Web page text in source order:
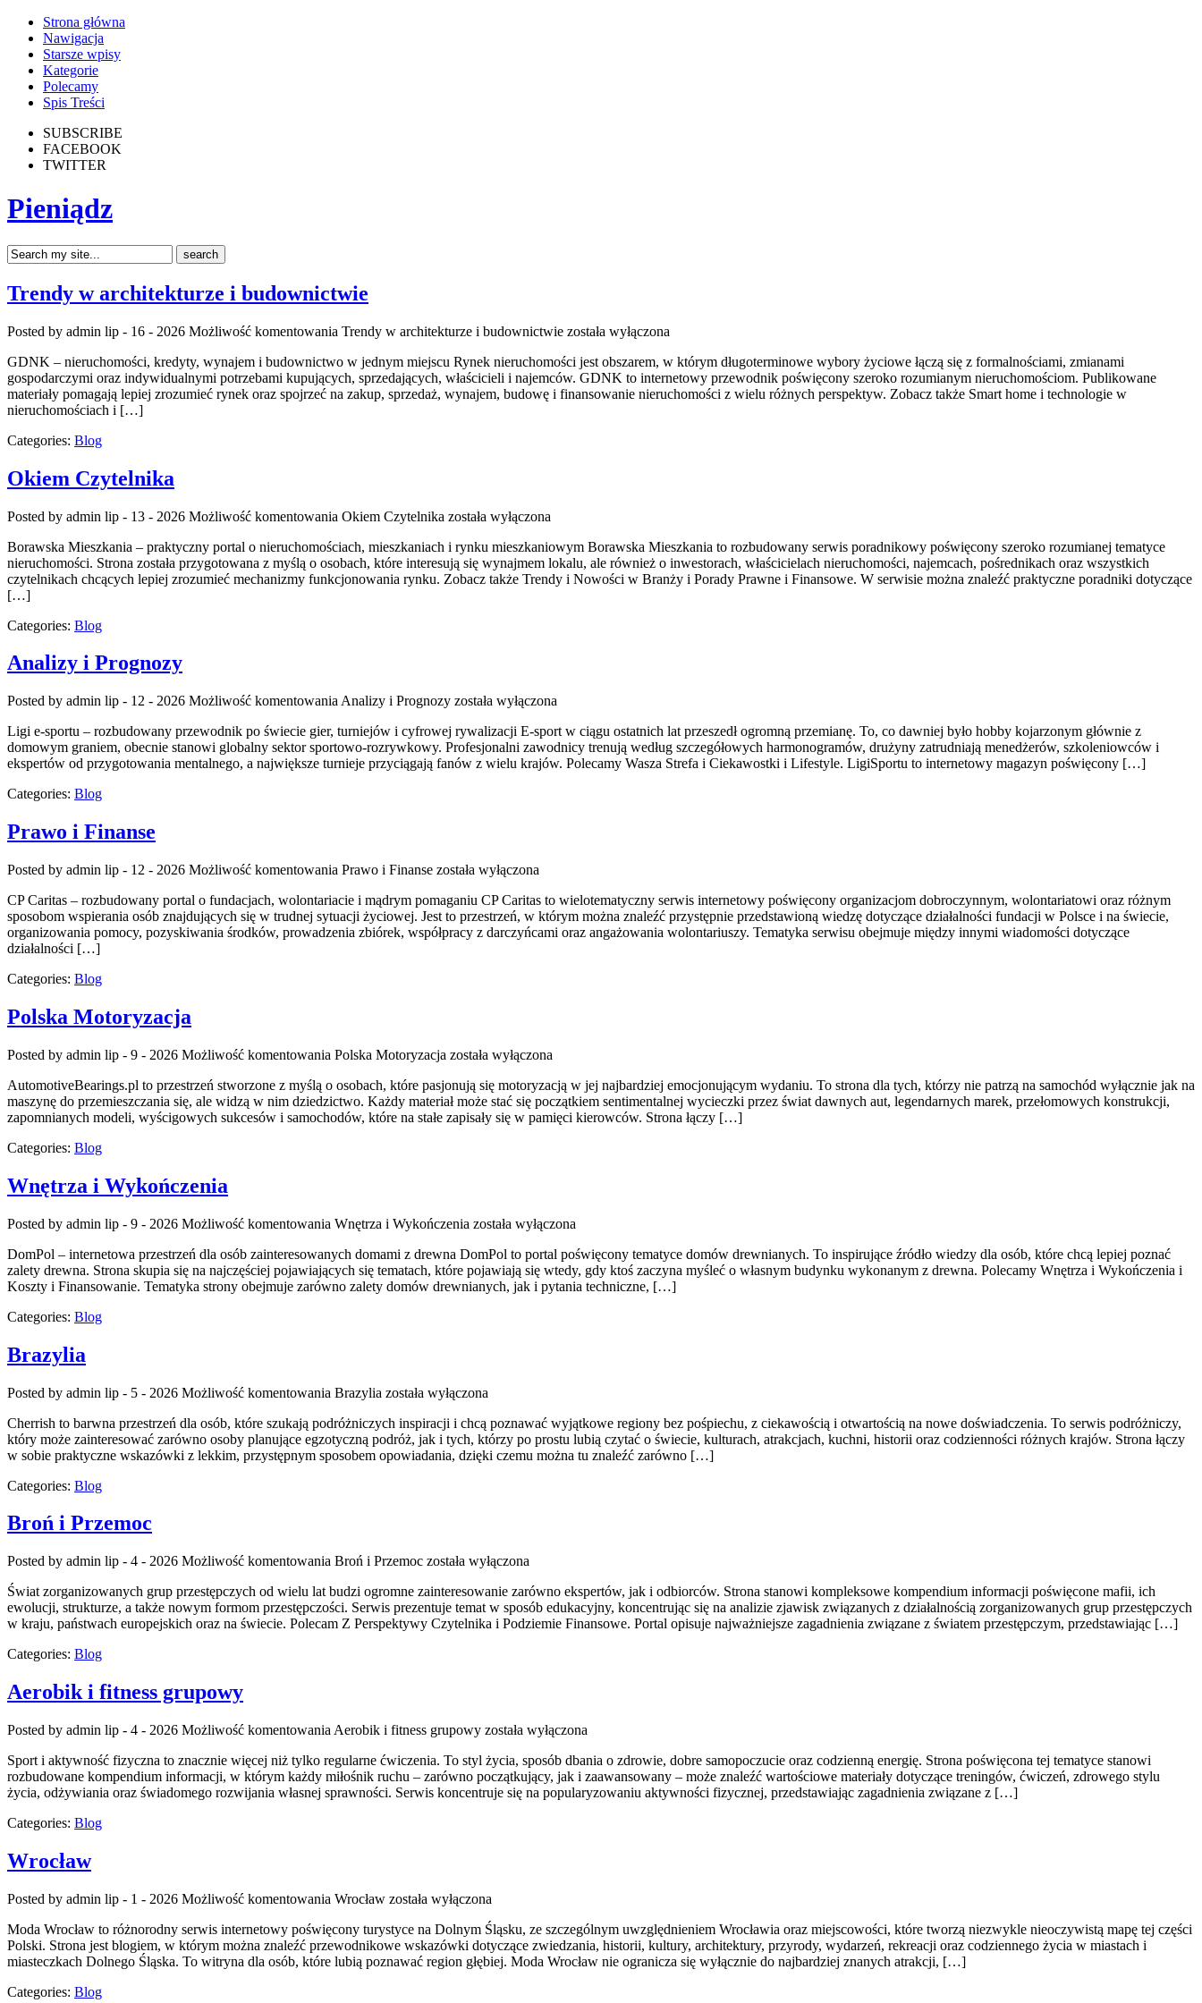
Strona główna
Nawigacja
Starsze wpisy
Kategorie
Polecamy
Spis Treści
SUBSCRIBE
FACEBOOK
TWITTER
Pieniądz
Trendy w architekturze i budownictwie
Posted by admin lip - 16 - 2026 Możliwość komentowania Trendy w architekturze i budownictwie została wyłączona
GDNK – nieruchomości, kredyty, wynajem i budownictwo w jednym miejscu Rynek nieruchomości jest obszarem, w którym długoterminowe wybory życiowe łączą się z formalnościami, zmianami
gospodarczymi oraz indywidualnymi potrzebami kupujących, sprzedających, właścicieli i najemców. GDNK to internetowy przewodnik poświęcony szeroko rozumianym nieruchomościom. Publikowane
materiały pomagają lepiej zrozumieć rynek oraz spojrzeć na zakup, sprzedaż, wynajem, budowę i finansowanie nieruchomości z wielu różnych perspektyw. Zobacz także Smart home i technologie w
nieruchomościach i […]
Categories: Blog
Okiem Czytelnika
Posted by admin lip - 13 - 2026 Możliwość komentowania Okiem Czytelnika została wyłączona
Borawska Mieszkania – praktyczny portal o nieruchomościach, mieszkaniach i rynku mieszkaniowym Borawska Mieszkania to rozbudowany serwis poradnikowy poświęcony szeroko rozumianej tematyce
nieruchomości. Strona została przygotowana z myślą o osobach, które interesują się wynajmem lokalu, ale również o inwestorach, właścicielach nieruchomości, najemcach, pośrednikach oraz wszystkich
czytelnikach chcących lepiej zrozumieć mechanizmy funkcjonowania rynku. Zobacz także Trendy i Nowości w Branży i Porady Prawne i Finansowe. W serwisie można znaleźć praktyczne poradniki dotyczące
[…]
Categories: Blog
Analizy i Prognozy
Posted by admin lip - 12 - 2026 Możliwość komentowania Analizy i Prognozy została wyłączona
Ligi e-sportu – rozbudowany przewodnik po świecie gier, turniejów i cyfrowej rywalizacji E-sport w ciągu ostatnich lat przeszedł ogromną przemianę. To, co dawniej było hobby kojarzonym głównie z
domowym graniem, obecnie stanowi globalny sektor sportowo-rozrywkowy. Profesjonalni zawodnicy trenują według szczegółowych harmonogramów, drużyny zatrudniają menedżerów, szkoleniowców i
ekspertów od przygotowania mentalnego, a największe turnieje przyciągają fanów z wielu krajów. Polecamy Wasza Strefa i Ciekawostki i Lifestyle. LigiSportu to internetowy magazyn poświęcony […]
Categories: Blog
Prawo i Finanse
Posted by admin lip - 12 - 2026 Możliwość komentowania Prawo i Finanse została wyłączona
CP Caritas – rozbudowany portal o fundacjach, wolontariacie i mądrym pomaganiu CP Caritas to wielotematyczny serwis internetowy poświęcony organizacjom dobroczynnym, wolontariatowi oraz różnym
sposobom wspierania osób znajdujących się w trudnej sytuacji życiowej. Jest to przestrzeń, w którym można znaleźć przystępnie przedstawioną wiedzę dotyczące działalności fundacji w Polsce i na świecie,
organizowania pomocy, pozyskiwania środków, prowadzenia zbiórek, współpracy z darczyńcami oraz angażowania wolontariuszy. Tematyka serwisu obejmuje między innymi wiadomości dotyczące
działalności […]
Categories: Blog
Polska Motoryzacja
Posted by admin lip - 9 - 2026 Możliwość komentowania Polska Motoryzacja została wyłączona
AutomotiveBearings.pl to przestrzeń stworzone z myślą o osobach, które pasjonują się motoryzacją w jej najbardziej emocjonującym wydaniu. To strona dla tych, którzy nie patrzą na samochód wyłącznie jak na
maszynę do przemieszczania się, ale widzą w nim dziedzictwo. Każdy materiał może stać się początkiem sentimentalnej wycieczki przez świat dawnych aut, legendarnych marek, przełomowych konstrukcji,
zapomnianych modeli, wyścigowych sukcesów i samochodów, które na stałe zapisały się w pamięci kierowców. Strona łączy […]
Categories: Blog
Wnętrza i Wykończenia
Posted by admin lip - 9 - 2026 Możliwość komentowania Wnętrza i Wykończenia została wyłączona
DomPol – internetowa przestrzeń dla osób zainteresowanych domami z drewna DomPol to portal poświęcony tematyce domów drewnianych. To inspirujące źródło wiedzy dla osób, które chcą lepiej poznać
zalety drewna. Strona skupia się na najczęściej pojawiających się tematach, które pojawiają się wtedy, gdy ktoś zaczyna myśleć o własnym budynku wykonanym z drewna. Polecamy Wnętrza i Wykończenia i
Koszty i Finansowanie. Tematyka strony obejmuje zarówno zalety domów drewnianych, jak i pytania techniczne, […]
Categories: Blog
Brazylia
Posted by admin lip - 5 - 2026 Możliwość komentowania Brazylia została wyłączona
Cherrish to barwna przestrzeń dla osób, które szukają podróżniczych inspiracji i chcą poznawać wyjątkowe regiony bez pośpiechu, z ciekawością i otwartością na nowe doświadczenia. To serwis podróżniczy,
który może zainteresować zarówno osoby planujące egzotyczną podróż, jak i tych, którzy po prostu lubią czytać o świecie, kulturach, atrakcjach, kuchni, historii oraz codzienności różnych krajów. Strona łączy
w sobie praktyczne wskazówki z lekkim, przystępnym sposobem opowiadania, dzięki czemu można tu znaleźć zarówno […]
Categories: Blog
Broń i Przemoc
Posted by admin lip - 4 - 2026 Możliwość komentowania Broń i Przemoc została wyłączona
Świat zorganizowanych grup przestępczych od wielu lat budzi ogromne zainteresowanie zarówno ekspertów, jak i odbiorców. Strona stanowi kompleksowe kompendium informacji poświęcone mafii, ich
ewolucji, strukturze, a także nowym formom przestępczości. Serwis prezentuje temat w sposób edukacyjny, koncentrując się na analizie zjawisk związanych z działalnością zorganizowanych grup przestępczych
w kraju, państwach europejskich oraz na świecie. Polecam Z Perspektywy Czytelnika i Podziemie Finansowe. Portal opisuje najważniejsze zagadnienia związane z światem przestępczym, przedstawiając […]
Categories: Blog
Aerobik i fitness grupowy
Posted by admin lip - 4 - 2026 Możliwość komentowania Aerobik i fitness grupowy została wyłączona
Sport i aktywność fizyczna to znacznie więcej niż tylko regularne ćwiczenia. To styl życia, sposób dbania o zdrowie, dobre samopoczucie oraz codzienną energię. Strona poświęcona tej tematyce stanowi
rozbudowane kompendium informacji, w którym każdy miłośnik ruchu – zarówno początkujący, jak i zaawansowany – może znaleźć wartościowe materiały dotyczące treningów, ćwiczeń, zdrowego stylu
życia, odżywiania oraz świadomego rozwijania własnej sprawności. Serwis koncentruje się na popularyzowaniu aktywności fizycznej, przedstawiając zagadnienia związane z […]
Categories: Blog
Wrocław
Posted by admin lip - 1 - 2026 Możliwość komentowania Wrocław została wyłączona
Moda Wrocław to różnorodny serwis internetowy poświęcony turystyce na Dolnym Śląsku, ze szczególnym uwzględnieniem Wrocławia oraz miejscowości, które tworzą niezwykle nieoczywistą mapę tej części
Polski. Strona jest blogiem, w którym można znaleźć przewodnikowe wskazówki dotyczące zwiedzania, historii, kultury, architektury, przyrody, wydarzeń, rekreacji oraz codziennego życia w miastach i
miasteczkach Dolnego Śląska. To witryna dla osób, które lubią poznawać region głębiej. Moda Wrocław nie ogranicza się wyłącznie do najbardziej znanych atrakcji, […]
Categories: Blog